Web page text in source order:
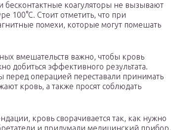
коагуляторы не вызывают
100°С. Стоит отметить, что при
помехи, которые могут помешать
вмешательств важно, чтобы кровь
добиться эффективного результата.
перед операцией переставали принимать
кровь, а также просят соблюдать
кровь сворачивается так, как нужно
и придумали медицинский прибор,